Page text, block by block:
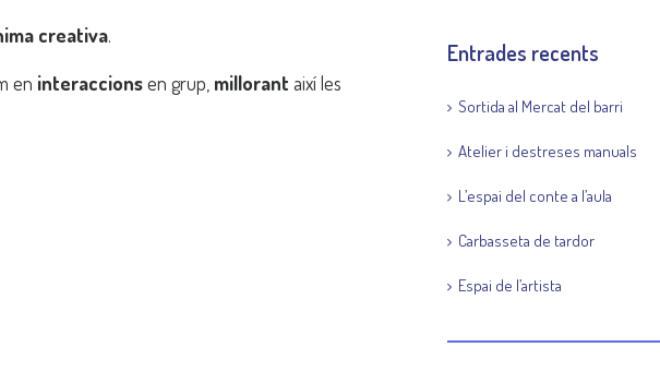
creativa.
en interaccionsen grup, millorant així les
Entrades recents
Sortida al Mercat del barri
Atelier i destreses manuals
L’espai del conte a l’aula
Carbasseta de tardor
Espai de l’artista